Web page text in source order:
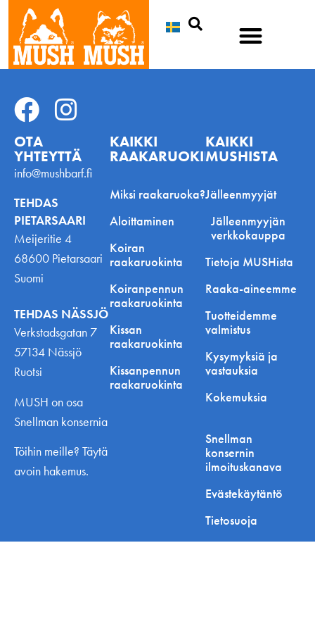
OTA
YHTEYTTÄ
info@mushbarf.fi
TEHDAS
PIETARSAARI
Meijeritie 4
68600 Pietarsaari
Suomi
TEHDAS NÄSSJÖ
Verkstadsgatan 7
57134 Nässjö
Ruotsi
MUSH on osa
Snellman konsernia
Töihin meille? Täytä
avoin hakemus.
KAIKKI
RAAKARUOKINNASTA
Miksi raakaruoka?
Aloittaminen
Koiran
raakaruokinta
Koiranpennun
raakaruokinta
Kissan
raakaruokinta
Kissanpennun
raakaruokinta
KAIKKI
MUSHISTA
Jälleenmyyjät
Jälleenmyyjän
verkkokauppa
Tietoja MUSHista
Raaka-aineemme
Tuotteidemme
valmistus
Kysymyksiä ja
vastauksia
Kokemuksia
Snellman
konsernin
ilmoituskanava
Evästekäytäntö
Tietosuoja